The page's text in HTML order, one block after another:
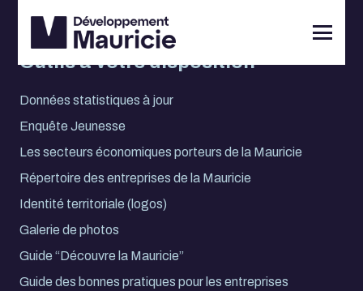
Outils à votre disposition
Données statistiques à jour
Enquête Jeunesse
Les secteurs économiques porteurs de la Mauricie
Répertoire des entreprises de la Mauricie
Identité territoriale (logos)
Galerie de photos
Guide “Découvre la Mauricie”
Guide des bonnes pratiques pour les entreprises